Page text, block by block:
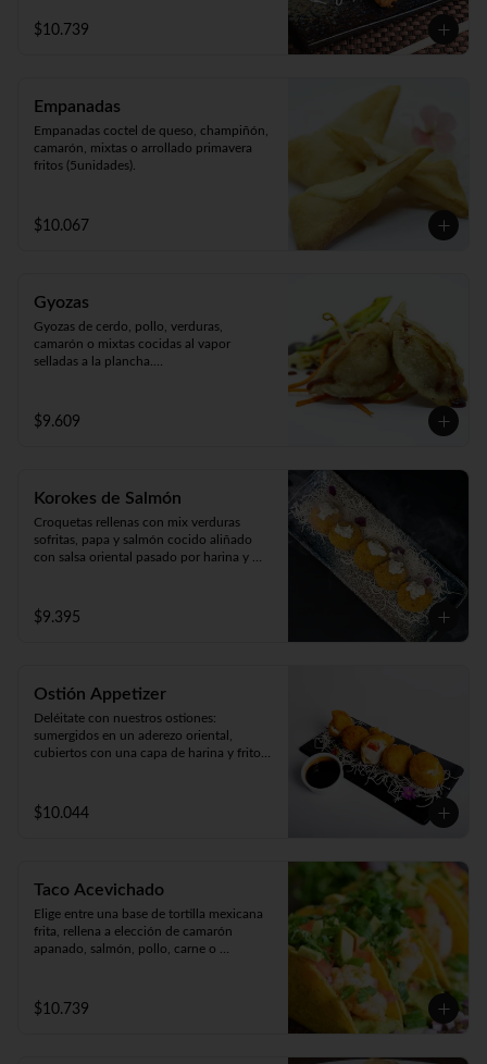
$10.739
Empanadas
Empanadas coctel de queso, champiñón,
camarón, mixtas o arrollado primavera
fritos (5unidades).
$10.067
Gyozas
Gyozas de cerdo, pollo, verduras,
camarón o mixtas cocidas al vapor
selladas a la plancha.
$9.609
Korokes de Salmón
Croquetas rellenas con mix verduras
sofritas, papa y salmón cocido aliñado
con salsa oriental pasado por harina y
(5unidades).
$9.395
Ostión Appetizer
Deléitate con nuestros ostiones:
sumergidos en un aderezo oriental,
cubiertos con una capa de harina y fritos
cinco unidades repletas de sabor!
$10.044
Taco Acevichado
Elige entre una base de tortilla mexicana
frita, rellena a elección de camarón
apanado, salmón, pollo, carne o
acevichada. 2 unidades.
$10.739